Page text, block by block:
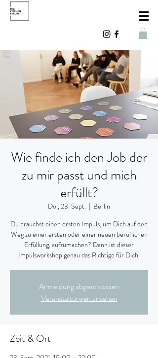
Wie finde ich den Job der
zu mir passt und mich
erfüllt?
Do., 23. Sept.
  |
Berlin
Du brauchst einen ersten Impuls, um Dich auf den
Weg zu einer ersten oder einer neuen beruflichen
Erfüllung, aufzumachen? Dann ist dieser
Impulsworkshop genau das Richtige für Dich.
Anmeldung abgeschlossen
Veranstaltungen ansehen
Zeit & Ort